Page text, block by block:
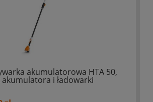
akumulatorowa HTA 50,
akumulatora i ładowarki